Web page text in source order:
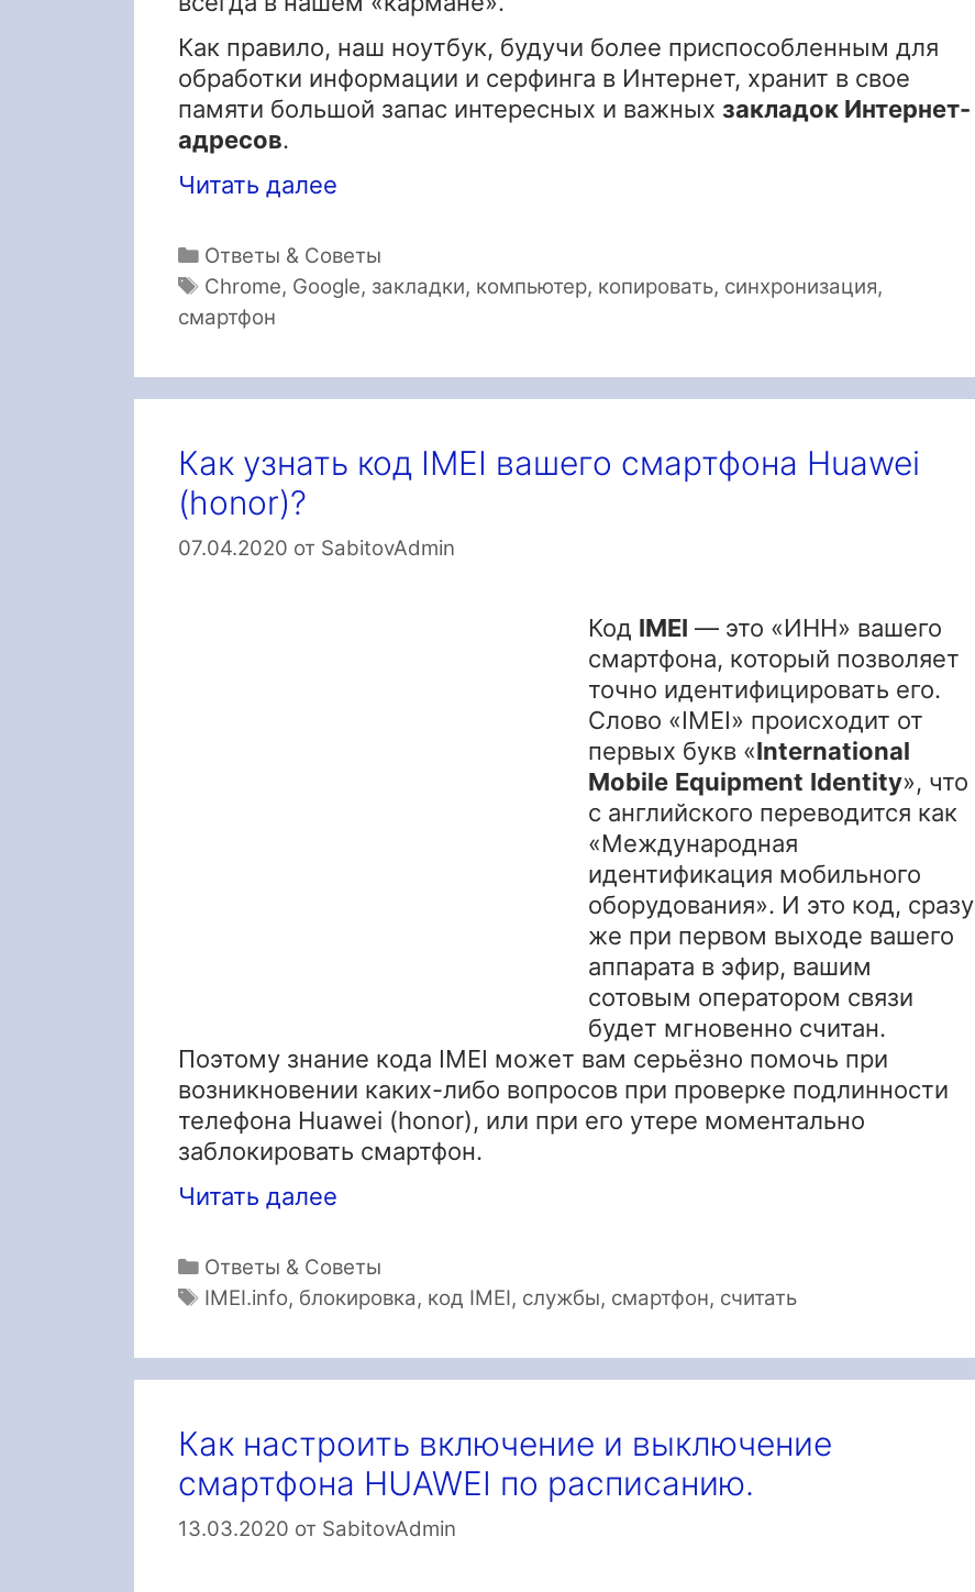
Как правило, наш ноутбук, будучи более приспособленным для
обработки информации и серфинга в Интернет, хранит в свое
памяти большой запас интересных и важных закладок Интернет-
адресов.
Читать далее
Рубрики
Ответы & Советы
Метки
Chrome, Google, закладки, компьютер, копировать, синхронизация,
смартфон
Как узнать код IMEI вашего смартфона Huawei
(honor)?
07.04.2020 от SabitovAdmin
Код IMEI — это «ИНН» вашего
смартфона, который позволяет
точно идентифицировать его.
Слово «IMEI» происходит от
первых букв «International
Mobile Equipment Identity», что
с английского переводится как
«Международная
идентификация мобильного
оборудования». И это код, сразу
же при первом выходе вашего
аппарата в эфир, вашим
сотовым оператором связи
будет мгновенно считан.
Поэтому знание кода IMEI может вам серьёзно помочь при
возникновении каких-либо вопросов при проверке подлинности
телефона Huawei (honor), или при его утере моментально
заблокировать смартфон.
Читать далее
Рубрики
Ответы & Советы
Метки
IMEI.info, блокировка, код IMEI, службы, смартфон, считать
Как настроить включение и выключение
смартфона HUAWEI по расписанию.
13.03.2020 от SabitovAdmin